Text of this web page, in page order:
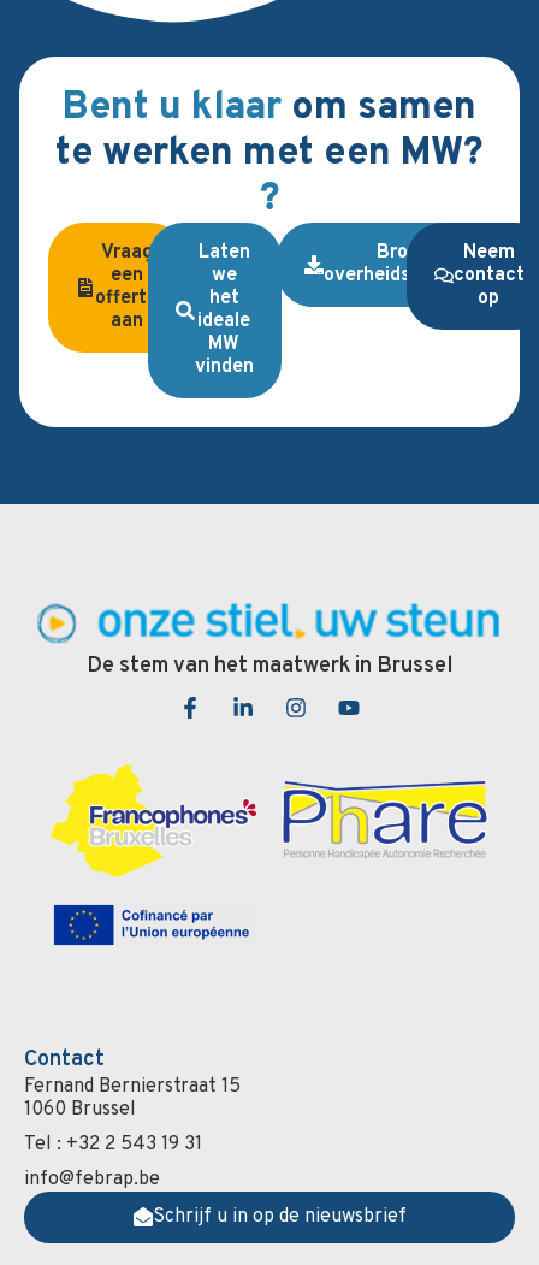
Bent u klaar om samen
te werken met een MW?
?
Vraag
een
offerte
aan
Laten
we
het
ideale
MW
vinden
Brochure
overheidsopdrachten
Neem
contact
op
De stem van het maatwerk in Brussel
Contact
Fernand Bernierstraat 15
1060 Brussel
Tel : +32 2 543 19 31
info@febrap.be
Schrijf u in op de nieuwsbrief